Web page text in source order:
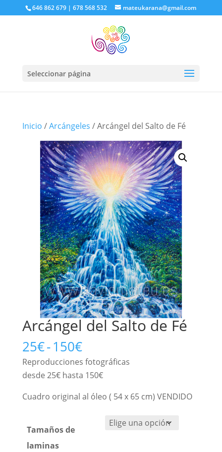
646 862 679 | 678 568 532 mateukarana@gmail.com
Seleccionar página
Inicio /Arcángeles / Arcángel del Salto de Fé
Arcángel del Salto de Fé
25€-150€Rango
de
precios:
25€
150€
Reproducciones fotográficas
desde 25€ hasta 150€
Cuadro original al óleo ( 54 x 65 cm) VENDIDO
Tamaños de
laminas